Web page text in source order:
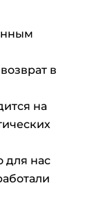
в
на
для нас